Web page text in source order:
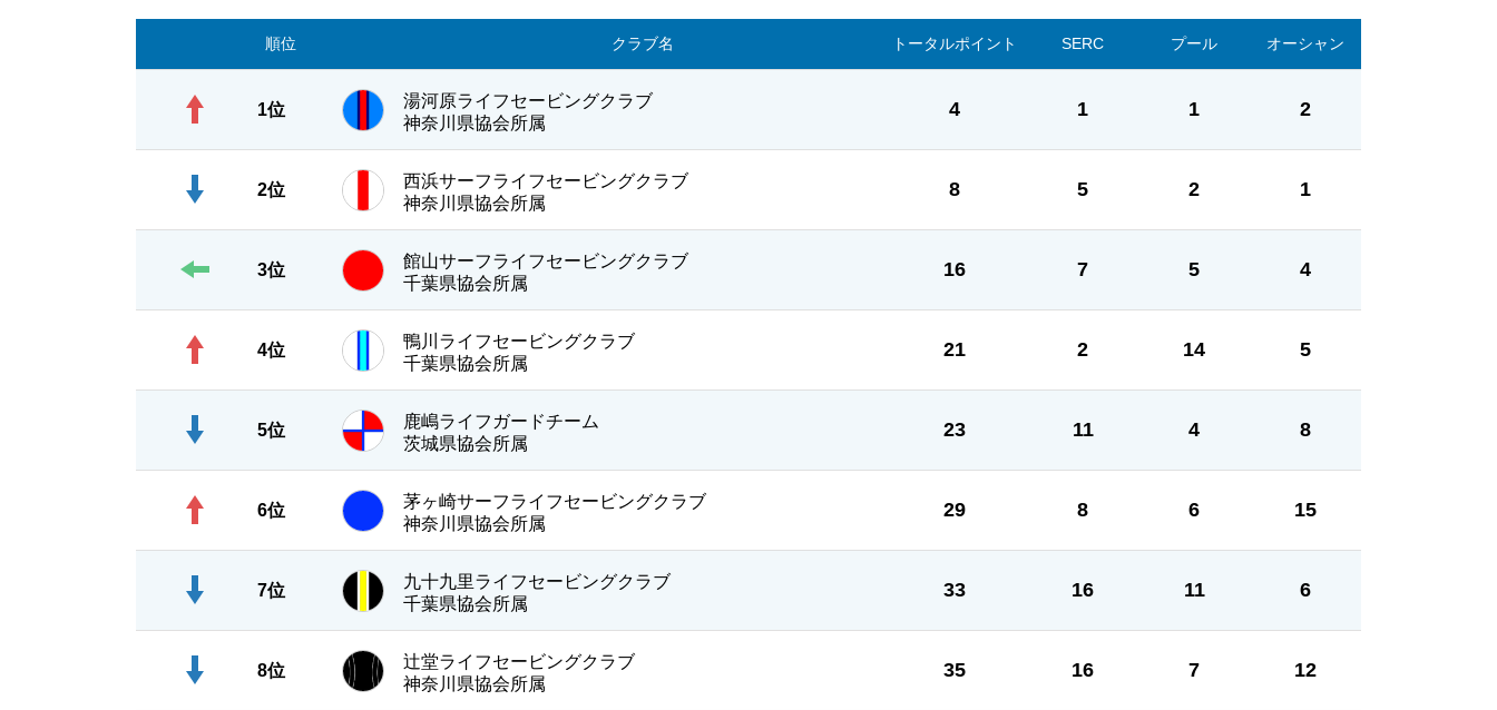
順位 クラブ名 トータルポイント SERC プール オーシャン
1位
湯河原ライフセービングクラブ
神奈川県協会所属
4 1 1 2
2位
西浜サーフライフセービングクラブ
神奈川県協会所属
8 5 2 1
3位
館山サーフライフセービングクラブ
千葉県協会所属
16 7 5 4
4位
鴨川ライフセービングクラブ
千葉県協会所属
21 2 14 5
5位
鹿嶋ライフガードチーム
茨城県協会所属
23 11 4 8
6位
茅ヶ崎サーフライフセービングクラブ
神奈川県協会所属
29 8 6 15
7位
九十九里ライフセービングクラブ
千葉県協会所属
33 16 11 6
8位
辻堂ライフセービングクラブ
神奈川県協会所属
35 16 7 12